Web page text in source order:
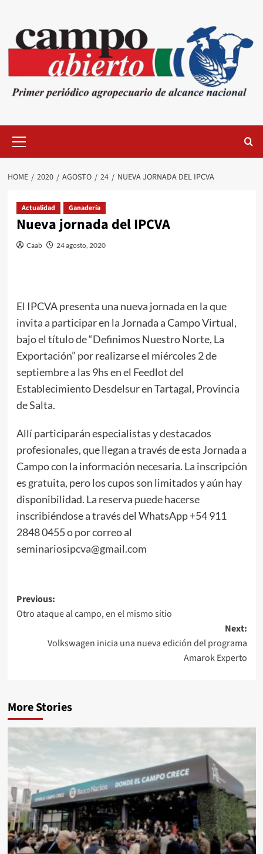
content
Menu
HOME 2020 AGOSTO 24 NUEVA JORNADA DEL IPCVA
Actualidad Ganadería
Nueva jornada del IPCVA
Caab 24 agosto, 2020
El IPCVA presenta una nueva jornada en la que
invita a participar en la Jornada a Campo Virtual,
bajo el título de “Definimos Nuestro Norte, La
Exportación” por realizarse el miércoles 2 de
septiembre a las 9hs en el Feedlot del
Establecimiento Desdelsur en Tartagal, Provincia
de Salta.
Allí participarán especialistas y destacados
profesionales, que llegan a través de esta Jornada a
Campo con la información necesaria. La inscripción
es gratuita, pero los cupos son limitados y aún hay
disponibilidad. La reserva puede hacerse
inscribiéndose a través del WhatsApp +54 911
2848 0455 o por correo al
seminariosipcva@gmail.com
Post
navigation
Previous:
Otro ataque al campo, en el mismo sitio
Next:
Volkswagen inicia una nueva edición del programa
Amarok Experto
More Stories